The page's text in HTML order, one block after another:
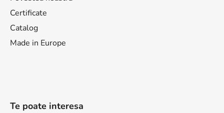
Certificate
Catalog
Made in Europe
Te poate interesa